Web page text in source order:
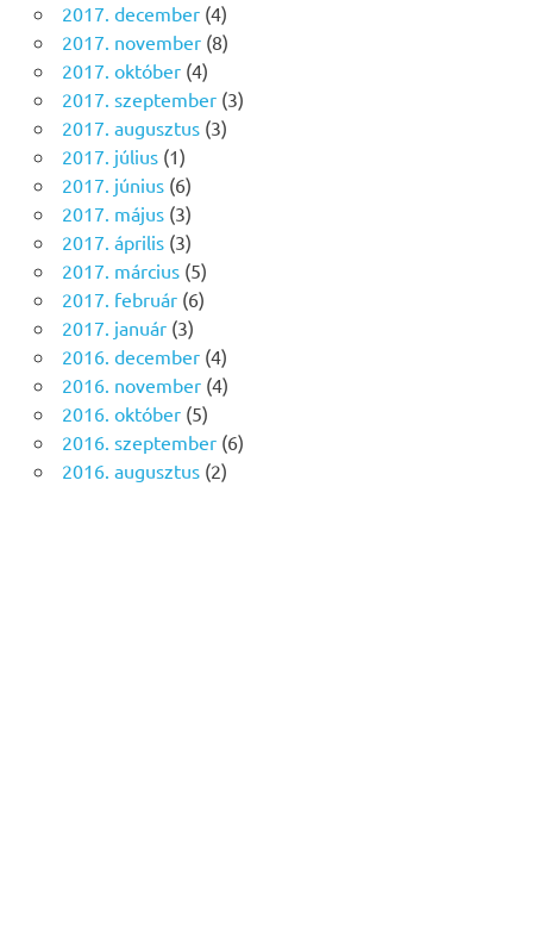
2017. december(4)
2017. november(8)
2017. október(4)
2017. szeptember(3)
2017. augusztus(3)
2017. július(1)
2017. június(6)
2017. május(3)
2017. április(3)
2017. március(5)
2017. február(6)
2017. január(3)
2016. december(4)
2016. november(4)
2016. október(5)
2016. szeptember(6)
2016. augusztus(2)